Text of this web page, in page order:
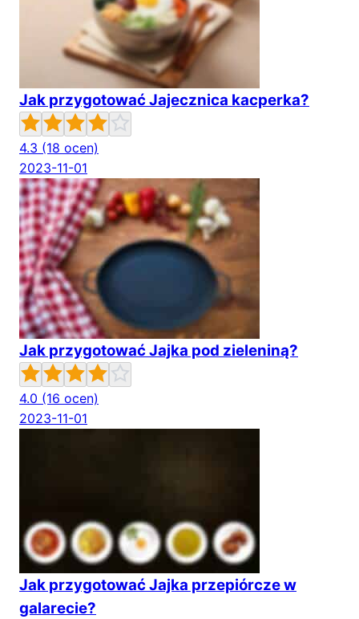
Jak przygotować Jajecznica kacperka?
4.3 (18 ocen)
2023-11-01
Jak przygotować Jajka pod zieleniną?
4.0 (16 ocen)
2023-11-01
Jak przygotować Jajka przepiórcze w
galarecie?